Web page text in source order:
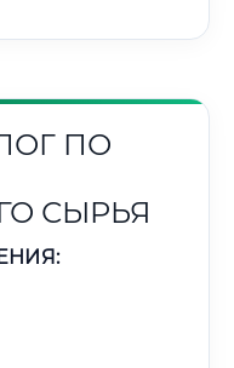
ПО
СЫРЬЯ